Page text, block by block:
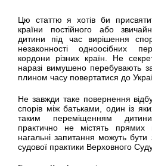
Цю статтю я хотів би
країни постійного або
дитини під час вирішення
незаконності одноосібних
кордони різних країн. Не
наразі вимушено перебувають
плином часу повертатися до
Не завжди таке повернення
спорів між батьками, один із
таким переміщенням
практично не містять прямих
нагальні запитання можуть бути
судової практики Верховного Суду